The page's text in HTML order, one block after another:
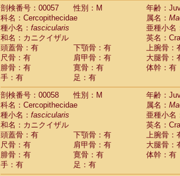
CercopithecidaeCercopithecus diana
CercopithecidaeCercopithecus
Cercopithecidae
Cercopithecus
Cercopithecidae
Cercopithecus mitis
CercopithecidaeCercopithecus mitis
CercopithecidaeCercopithecus mitis
CercopithecidaeCercopithecus mona
CercopithecidaeCercopithecus
CercopithecidaeCercopithecus
CercopithecidaeCercopithecus
Cercopithecidae
Cercopithecusspp.(0)
Cercopithecidae
Chlorocebus
CercopithecidaeChlorocebus
CercopithecidaeErythrocebus patas
CercopithecidaeMiopithecus talapoin
CercopithecidaeCercopithecinae spp.
CercopithecidaeColobus angolensis
剖検番号：00057
性別：M
年齢：
科名：Cercopithecidae
属名：
種小名： fascicularis
亜種小名
和名：カニクイザル
英名：
頭蓋骨：有
下顎骨：有
上腕骨：
尺骨：有
肩甲骨：有
大腿骨：
腓骨：有
寛骨：有
体幹：有
手：有
足：有
剖検番号：00058
性別：M
年齢：
科名：Cercopithecidae
属名：
種小名： fascicularis
亜種小名
和名：カニクイザル
英名：
頭蓋骨：有
下顎骨：有
上腕骨：
尺骨：有
肩甲骨：有
大腿骨：
腓骨：有
寛骨：有
体幹：有
手：有
足：有